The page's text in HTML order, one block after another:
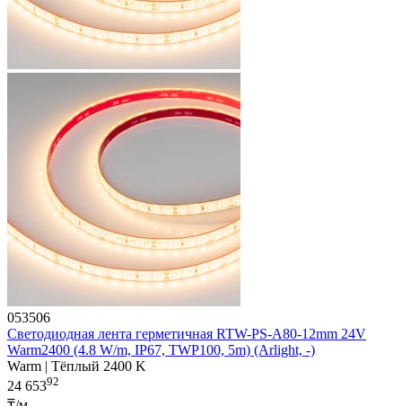
053506
Светодиодная лента герметичная RTW-PS-A80-12mm 24V
Warm2400 (4.8 W/m, IP67, TWP100, 5m) (Arlight, -)
Warm | Тёплый 2400 K
24 65392